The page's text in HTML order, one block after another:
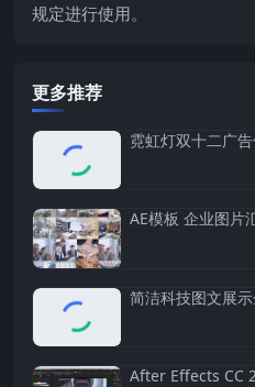
规定进行使用。
更多推荐
霓虹灯双十二广
AE模板 企业图片
简洁科技图文展
After Effects CC